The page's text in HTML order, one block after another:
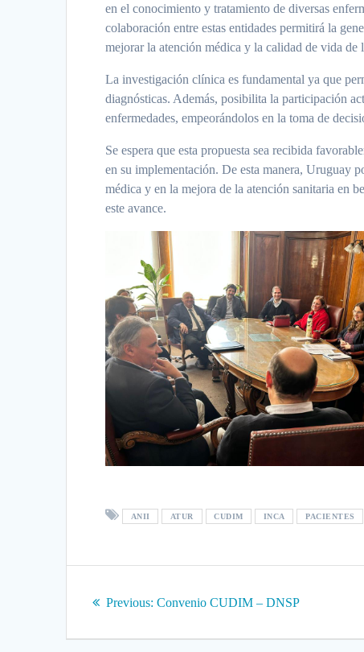
en el conocimiento y tratamiento de diversas
colaboración entre estas entidades permitirá la
mejorar la atención médica y la calidad de vida de
La investigación clínica es fundamental ya que
diagnósticas. Además, posibilita la participación
enfermedades, empeorándolos en la toma de
Se espera que esta propuesta sea recibida
en su implementación. De esta manera, Uruguay
médica y en la mejora de la atención sanitaria en
este avance.
ANII ATUR CUDIM INCA PACIENTES
Previous: Previous
Convenio CUDIM – DNSP